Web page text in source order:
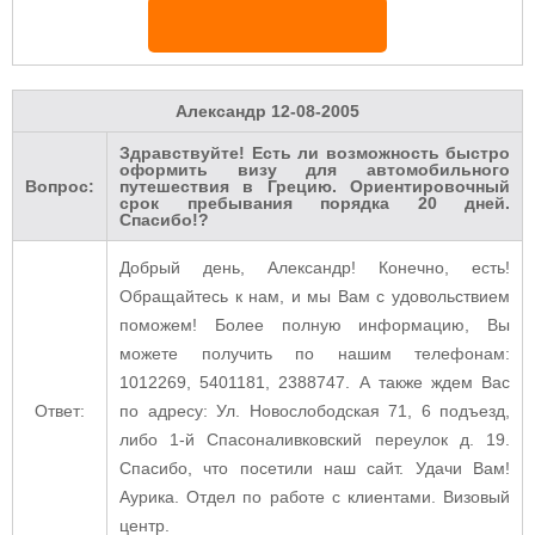
Александр 12-08-2005
Вопрос:
Здравствуйте! Есть ли возможность быстро
оформить визу для автомобильного
путешествия в Грецию. Ориентировочный
срок пребывания порядка 20 дней.
Спасибо!?
Ответ:
Добрый день, Александр! Конечно, есть!
Обращайтесь к нам, и мы Вам с удовольствием
поможем! Более полную информацию, Вы
можете получить по нашим телефонам:
1012269, 5401181, 2388747. А также ждем Вас
по адресу: Ул. Новослободская 71, 6 подъезд,
либо 1-й Спасоналивковский переулок д. 19.
Спасибо, что посетили наш сайт. Удачи Вам!
Аурика. Отдел по работе с клиентами. Визовый
центр.